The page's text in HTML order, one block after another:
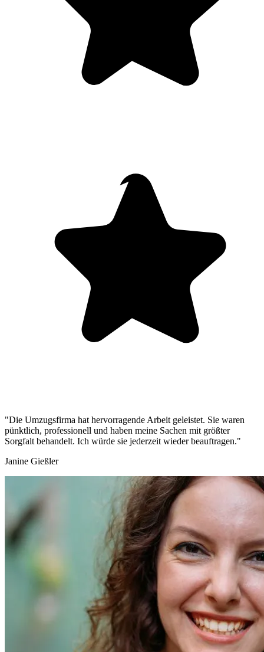
"Die Umzugsfirma hat hervorragende Arbeit geleistet. Sie waren
pünktlich, professionell und haben meine Sachen mit größter
Sorgfalt behandelt. Ich würde sie jederzeit wieder beauftragen."
Janine Gießler